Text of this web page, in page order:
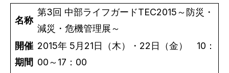
名称
第3回 中部ライフガードTEC2015～防災・
減災・危機管理展～
開催
期間
2015年 5月21日（木）・22日（金） 10：
00～17：00